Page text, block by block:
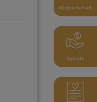
Mitgliedschaft
Spende